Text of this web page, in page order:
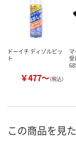
ドーイチ ディゾルビッ
ト
￥477～（税込）
受
この商品を見